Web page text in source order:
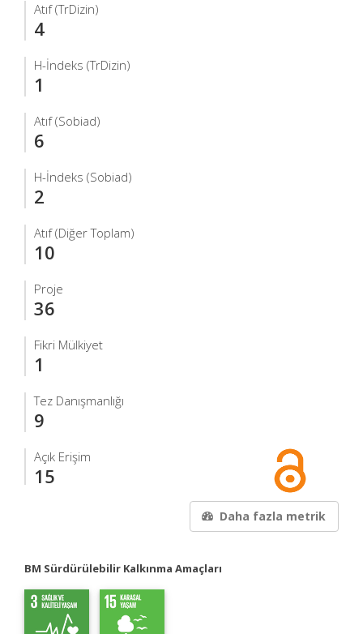
Atıf (TrDizin)
4
H-İndeks (TrDizin)
1
Atıf (Sobiad)
6
H-İndeks (Sobiad)
2
Atıf (Diğer Toplam)
10
Proje
36
Fikri Mülkiyet
1
Tez Danışmanlığı
9
Açık Erişim
15
Daha fazla metrik
BM Sürdürülebilir Kalkınma Amaçları